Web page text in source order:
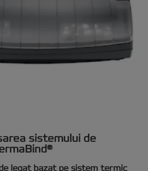
sistemului de
legat bazat pe sistem termic